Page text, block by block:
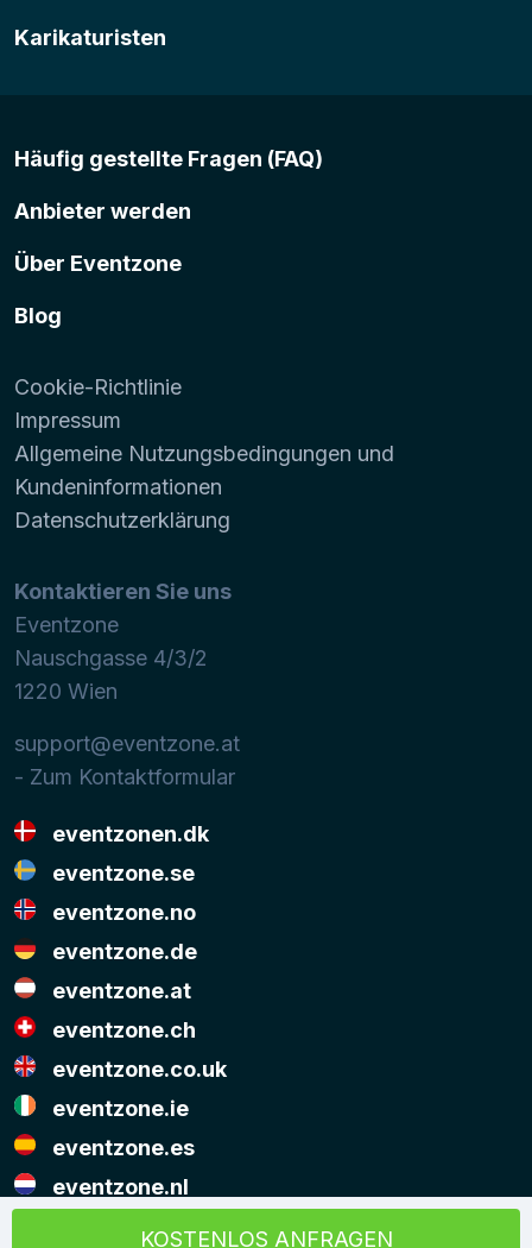
KOSTENLOS ANFRAGEN
Karikaturisten
Häufig gestellte Fragen (FAQ)
Anbieter werden
Über Eventzone
Blog
Cookie-Richtlinie
Impressum
Allgemeine Nutzungsbedingungen und
Kundeninformationen
Datenschutzerklärung
Kontaktieren Sie uns
Eventzone
Nauschgasse 4/3/2
1220 Wien
support@eventzone.at
- Zum Kontaktformular
eventzonen.dk
eventzone.se
eventzone.no
eventzone.de
eventzone.at
eventzone.ch
eventzone.co.uk
eventzone.ie
eventzone.es
eventzone.nl
© Copyright Eventzone 2026